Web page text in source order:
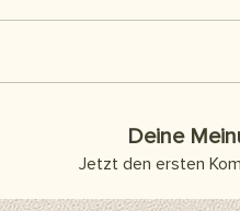
Deine
Jetzt den ersten